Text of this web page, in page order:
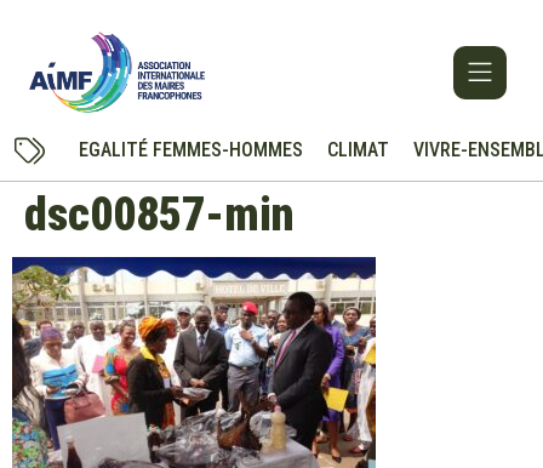
EGALITÉ FEMMES-HOMMES CLIMAT VIVRE-
dsc00857-min